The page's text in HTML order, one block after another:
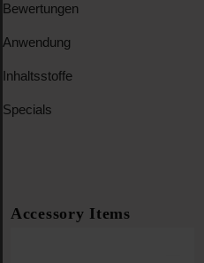
Bewertungen
Anwendung
Inhaltsstoffe
Specials
Produktgalerie überspringen
Accessory Items